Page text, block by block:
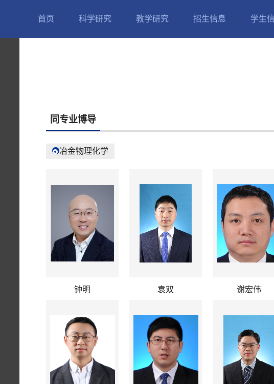
首页 科学研究 教学研究 招生信息 学生
同专业博导
冶金物理化学
钟明 袁双 谢宏伟